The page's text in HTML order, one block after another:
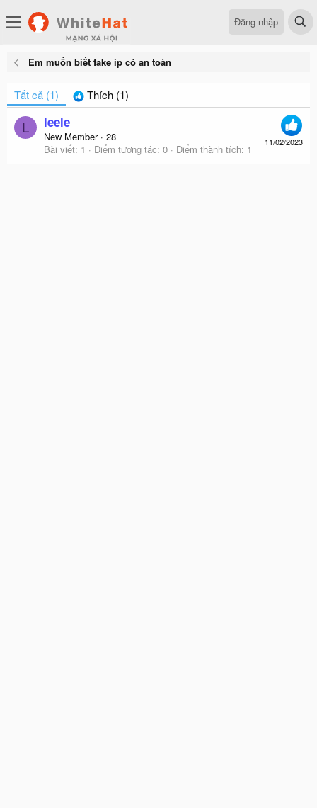
Đăng nhập
Em muốn biết fake ip có an toàn
Tất cả (1) Thích (1)
L
11/02/2023
leele
New Member · 28
Bài viết 1 Điểm tương tác 0 Điểm thành tích 1